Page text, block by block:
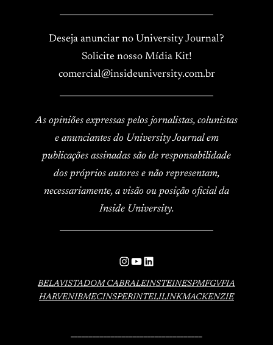
Deseja anunciar no University Journal?
Solicite nosso Mídia Kit!
comercial@insideuniversity.com.br
As opiniões expressas pelos jornalistas, colunistas
e anunciantes do University Journal em
publicações assinadas são de responsabilidade
dos próprios autores e não representam,
necessariamente, a visão ou posição oficial da
Inside University.
Instagram
YouTube
LinkedIn
BELAVISTADOM CABRALEINSTEINESPMFGVFIA
HARVENIBMECINSPERINTELILINKMACKENZIE